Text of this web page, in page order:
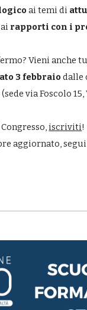
ai temi di
ai rapporti con i
Vieni anche
3 febbraio dalle
(sede via Foscolo 15,
iscriviti!
aggiornato, segui